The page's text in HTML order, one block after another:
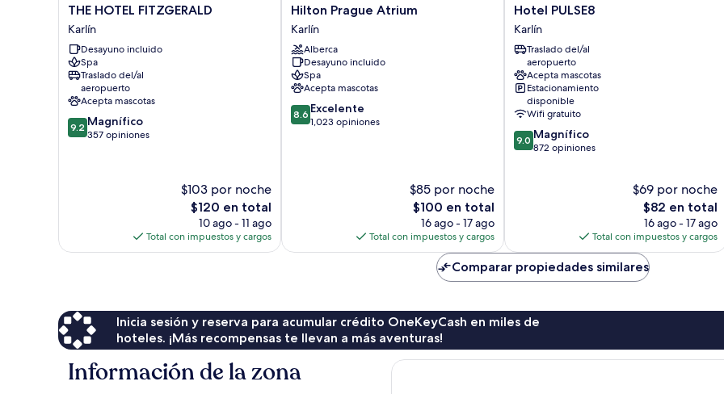
THE
HOTEL
FITZGERALD
Karlín
THE HOTEL FITZGERALD
Karlín
Desayuno incluido
Spa
Traslado del/al
aeropuerto
Acepta mascotas
9.2
de
9.2 Magnífico
357 opiniones
$103 por noche
El
precio
actual
es
$120 en total
10 ago - 11 ago
Total con impuestos y cargos
Hilton
Prague
Atrium
Karlín
Hilton Prague Atrium
Karlín
Alberca
Desayuno incluido
Spa
Acepta mascotas
8.6
de
8.6 Excelente
1,023 opiniones
$85 por noche
El
precio
actual
es
$100 en total
16 ago - 17 ago
Total con impuestos y cargos
Hotel
PULSE8
Karlín
Hotel PULSE8
Karlín
Traslado del/al
aeropuerto
Acepta mascotas
Estacionamiento
disponible
Wifi gratuito
9.0
de
9.0 Magnífico
872 opiniones
$69 por noche
El
precio
actual
es
de
$82
$82 en total
16 ago - 17 ago
Total con impuestos y cargos
Comparar propiedades similares
Inicia sesión y reserva para acumular crédito OneKeyCash en miles de
hoteles. ¡Más recompensas te llevan a más aventuras!
Información de la zona